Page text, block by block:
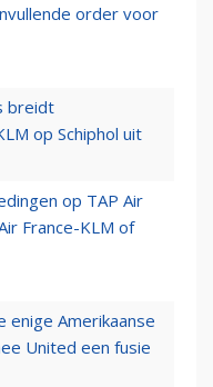
order voor
breidt
op Schiphol uit
op TAP Air
France-KLM of
enige Amerikaanse
United een fusie